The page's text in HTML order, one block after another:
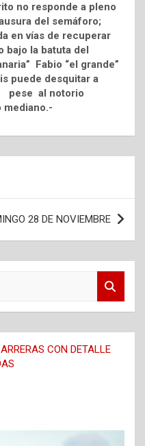
no responde a pleno
del semáforo;
en vías de recuperar
bajo la batuta del
Fabio “el grande”
puede desquitar a
pese al notorio
mediano.-
28 DE NOVIEMBRE
CON DETALLE